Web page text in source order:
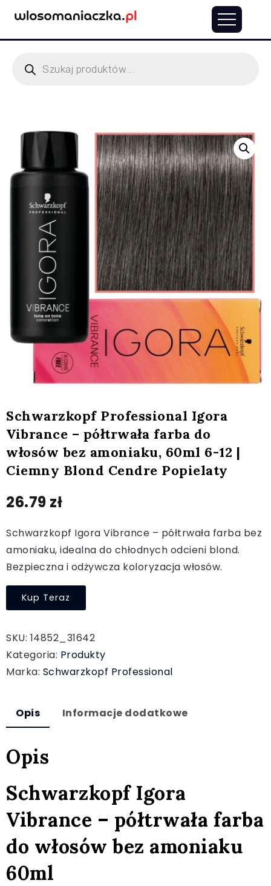
Schwarzkopf Professional Igora
Vibrance – półtrwała farba do
włosów bez amoniaku, 60ml 6-12 |
Ciemny Blond Cendre Popielaty
26.79 zł
Schwarzkopf Igora Vibrance – półtrwała farba bez
amoniaku, idealna do chłodnych odcieni blond.
Bezpieczna i odżywcza koloryzacja włosów.
Kup Teraz
SKU: 14852_31642
Kategoria: Produkty
Marka: Schwarzkopf Professional
Opis Informacje dodatkowe
Opis
Schwarzkopf Igora
Vibrance – półtrwała farba
do włosów bez amoniaku
60ml